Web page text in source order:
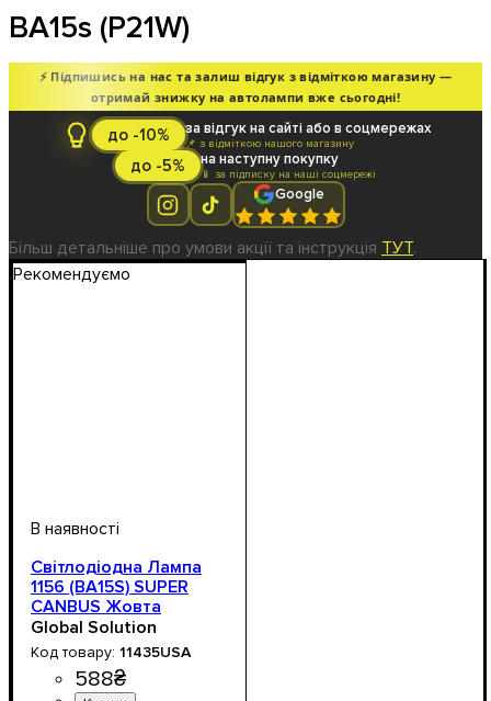
BA15s (P21W)
⚡ Підпишись на нас та залиш відгук з відміткою магазину —
отримай знижку на автолампи вже сьогодні!
до -10% за відгук на сайті або в соцмережах
📌 з відміткою нашого магазину
до -5% на наступну покупку
📱 за підписку на наші соцмережі
Google
Більш детальніше про умови акції та інструкція ТУТ.
Рекомендуємо
Світлодіодна Лампа
1156 (BA15S) SUPER
CANBUS Жовта
(Помаранчева) –
Пробиває Червоний
Поворотник, Без
Помилок!
Global Solution
11435USA
588₴